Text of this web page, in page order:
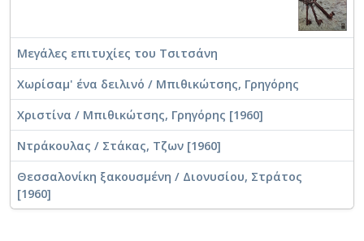
Μεγάλες επιτυχίες του Τσιτσάνη
Χωρίσαμ' ένα δειλινό / Μπιθικώτσης, Γρηγόρης
Χριστίνα / Μπιθικώτσης, Γρηγόρης [1960]
Ντράκουλας / Στάκας, Τζων [1960]
Θεσσαλονίκη ξακουσμένη / Διονυσίου, Στράτος
[1960]